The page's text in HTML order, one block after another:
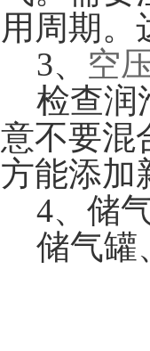
用周期。
3、 空
检查润
意不要混
方能添加
4、储
储气罐